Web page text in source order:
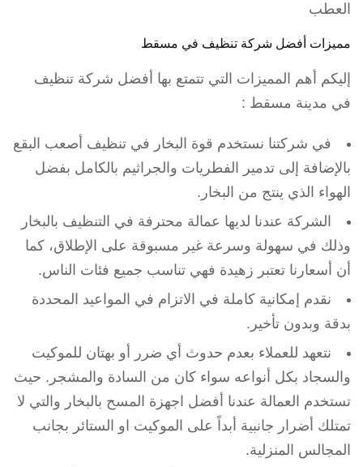
العطب
مميزات أفضل شركة تنظيف في مسقط
إليكم أهم المميزات التي تتمتع بها أفضل شركة تنظيف
في مدينة مسقط :
في شركتنا نستخدم قوة البخار في تنظيف أصعب البقع
بالإضافة إلى تدمير الفطريات والجراثيم بالكامل بفضل
الهواء الذي ينتج من البخار.
الشركة عندنا لديها عمالة محترفة في التنظيف بالبخار
وذلك في سهولة وسرعة غير مسبوقة على الإطلاق، كما
أن أسعارنا تعتبر زهيدة فهي تناسب جميع فئات الناس.
نقدم إمكانية كاملة في الاتزام في المواعيد المحددة
بدقة وبدون تأخير.
نتعهد للعملاء بعدم حدوث أي ضرر أو بهتان للموكيت
والسجاد بكل أنواعه سواء كان من السادة والمشجر. حيث
تستخدم العمالة عندنا أفضل اجهزة المسح بالبخار والتي لا
تمتلك أضرار جانبية أبداً على الموكيت او الستائر بجانب
المجالس المنزلية.